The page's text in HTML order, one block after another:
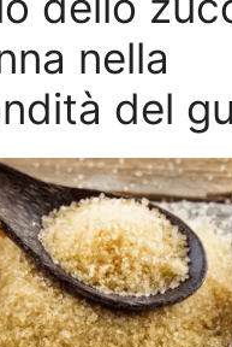
nella
del